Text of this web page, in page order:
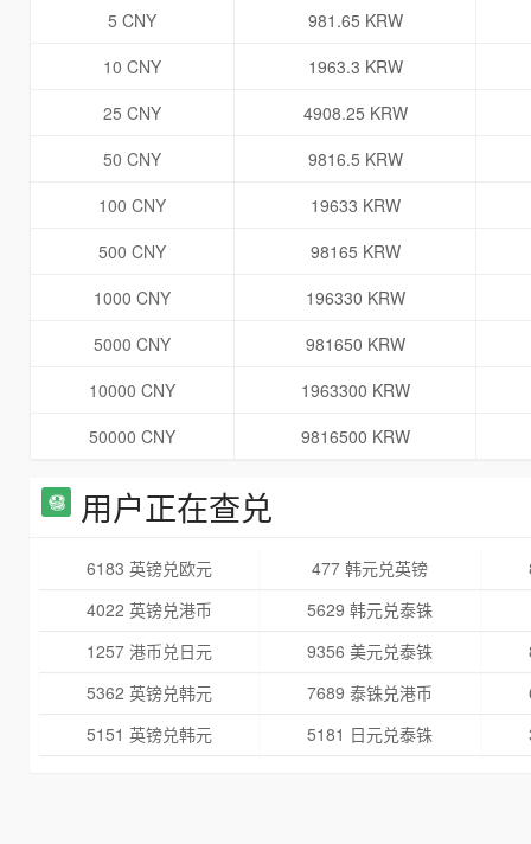
5 CNY
981.65 KRW
10 CNY
1963.3 KRW
25 CNY
4908.25 KRW
50 CNY
9816.5 KRW
100 CNY
19633 KRW
500 CNY
98165 KRW
1000 CNY
196330 KRW
5000 CNY
981650 KRW
10000 CNY
1963300 KRW
50000 CNY
9816500 KRW
用户正在查兑
6183 英镑兑欧元 477 韩元兑英镑
4022 英镑兑港币
5629 韩元兑泰铢
1257 港币兑日元
9356 美元兑泰铢
5362 英镑兑韩元
7689 泰铢兑港币
5151 英镑兑韩元
5181 日元兑泰铢